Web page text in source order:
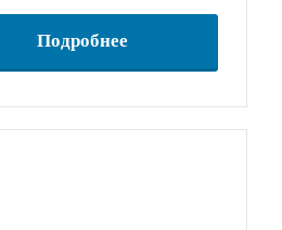
Подробнее